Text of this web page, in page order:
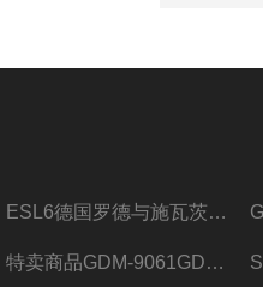
ESL6德国罗德与施瓦茨预认证EMI接收机
特卖商品GDM-9061GDM-9061台式万用表